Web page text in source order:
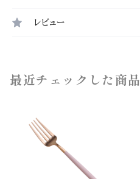
レビュー
最近チェックした商品